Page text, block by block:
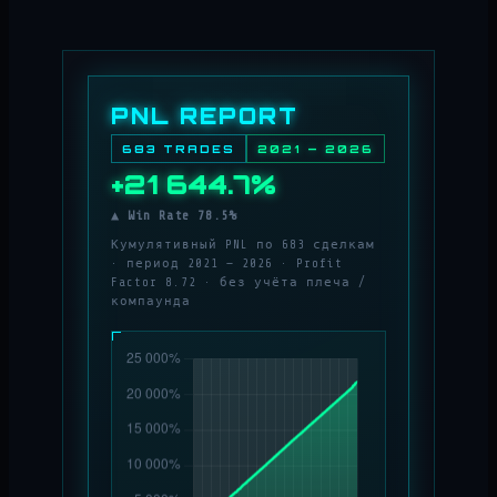
PNL REPORT
683 TRADES 2021 — 2026
+21 644.7%
▲ Win Rate 78.5%
Кумулятивный PNL по 683 сделкам
· период 2021 — 2026 · Profit
Factor 8.72 · без учёта плеча /
компаунда